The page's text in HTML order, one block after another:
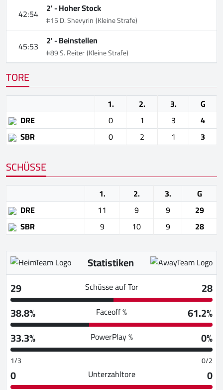
42:54 2' -Hoher Stock
#15 D. Shevyrin(Kleine Strafe)
45:53 2' -Beinstellen
#89 S. Reiter(Kleine Strafe)
TORE
1. 2. 3.
G
DRE
0 1 3
4
SBR
0 2 1 3
SCHÜSSE
1. 2. 3.
G
DRE
11 9 9
29
SBR
9 10 9 28
Statistiken
29
Schüsse auf Tor
28
38.8%
Faceoff %
61.2%
33.3%
PowerPlay % 0%
1/3 0/2
0 Unterzahltore
0